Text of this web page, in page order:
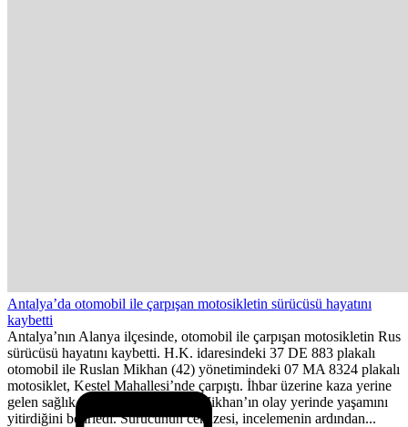
Antalya’da otomobil ile çarpışan motosikletin sürücüsü hayatını
kaybetti
Antalya’nın Alanya ilçesinde, otomobil ile çarpışan motosikletin Rus
sürücüsü hayatını kaybetti. H.K. idaresindeki 37 DE 883 plakalı
otomobil ile Ruslan Mikhan (42) yönetimindeki 07 MA 8324 plakalı
motosiklet, Kestel Mahallesi’nde çarpıştı. İhbar üzerine kaza yerine
gelen sağlık ekibi, Rus vatandaşı Mikhan’ın olay yerinde yaşamını
yitirdiğini belirledi. Sürücünün cenazesi, incelemenin ardından...